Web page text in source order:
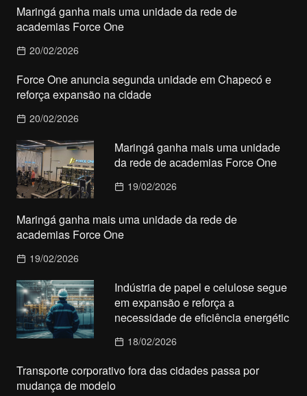
Maringá ganha mais uma unidade da rede de
academias Force One
20/02/2026
Force One anuncia segunda unidade em Chapecó e
reforça expansão na cidade
20/02/2026
Maringá ganha mais uma unidade
da rede de academias Force One
19/02/2026
Maringá ganha mais uma unidade da rede de
academias Force One
19/02/2026
Indústria de papel e celulose segue
em expansão e reforça a
necessidade de eficiência energétic
18/02/2026
Transporte corporativo fora das cidades passa por
mudança de modelo